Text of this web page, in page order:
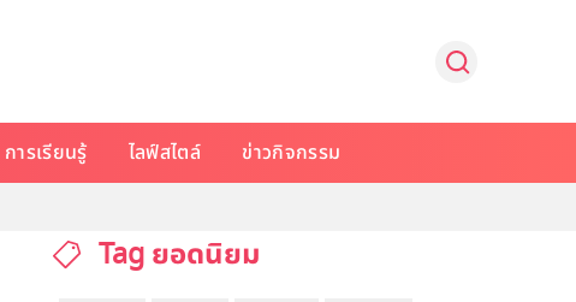
การเรียนรู้ ไลฟ์สไตล์ ข่าวกิจกรรม
Tag ยอดนิยม